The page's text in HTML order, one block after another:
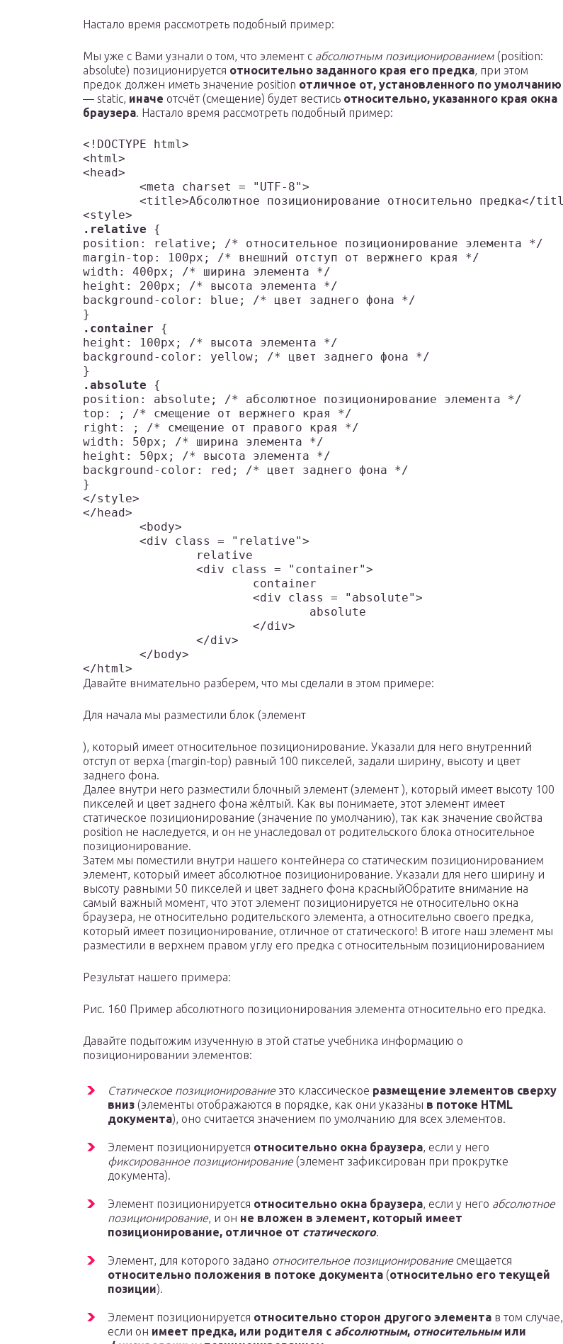
Настало время рассмотреть подобный пример:
Мы уже с Вами узнали о том, что элемент с абсолютным позиционированием (position:
absolute) позиционируется относительно заданного края его предка, при этом
предок должен иметь значение position отличное от, установленного по умолчанию
— static, иначе отсчёт (смещение) будет вестись относительно, указанного края окна
браузера. Настало время рассмотреть подобный пример:
<!DOCTYPE html>
<html>
<head>
.relative {
position: relative; /* относительное позиционирование элемента */
margin-top: 100px; /* внешний отступ от вержнего края */
width: 400px; /* ширина элемента */
height: 200px; /* высота элемента */
background-color: blue; /* цвет заднего фона */
.container {
height: 100px; /* высота элемента */
background-color: yellow; /* цвет заднего фона */
.absolute {
position: absolute; /* абсолютное позиционирование элемента */
top: ; /* смещение от вержнего края */
right: ; /* смещение от правого края */
width: 50px; /* ширина элемента */
height: 50px; /* высота элемента */
background-color: red; /* цвет заднего фона */
}
</style>
</head>
Давайте внимательно разберем, что мы сделали в этом примере:
Для начала мы разместили блок (элемент
), который имеет относительное позиционирование. Указали для него внутренний
отступ от верха (margin-top) равный 100 пикселей, задали ширину, высоту и цвет
заднего фона.
Далее внутри него разместили блочный элемент (элемент ), который имеет высоту 100
пикселей и цвет заднего фона жёлтый. Как вы понимаете, этот элемент имеет
статическое позиционирование (значение по умолчанию), так как значение свойства
position не наследуется, и он не унаследовал от родительского блока относительное
позиционирование.
Затем мы поместили внутри нашего контейнера со статическим позиционированием
элемент, который имеет абсолютное позиционирование. Указали для него ширину и
высоту равными 50 пикселей и цвет заднего фона красныйОбратите внимание на
самый важный момент, что этот элемент позиционируется не относительно окна
браузера, не относительно родительского элемента, а относительно своего предка,
который имеет позиционирование, отличное от статического! В итоге наш элемент мы
разместили в верхнем правом углу его предка с относительным позиционированием
Результат нашего примера:
Рис. 160 Пример абсолютного позиционирования элемента относительно его предка.
Давайте подытожим изученную в этой статье учебника информацию о
позиционировании элементов:
Статическое позиционированиеэто классическое размещение элементов сверху
вниз (элементы отображаются в порядке, как они указаны в потоке HTML
документа), оно считается значением по умолчанию для всех элементов.
Элемент позиционируется относительно окна браузера, если у него
фиксированное позиционирование(элемент зафиксирован при прокрутке
документа).
Элемент позиционируется относительно окна браузера, если у него абсолютное
позиционирование, и он не вложен в элемент, который имеет
позиционирование, отличное от статического.
Элемент, для которого задано относительное позиционированиесмещается
относительно положения в потоке документа (относительно его текущей
позиции).
Элемент позиционируется относительно сторон другого элемента в том случае,
если он имеет предка, или родителя с абсолютным, относительнымили